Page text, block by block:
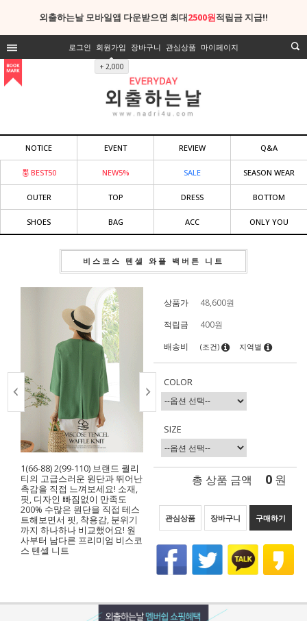
외출하는날 모바일앱 다운받으면 최대2500원적립금 지급!!
로그인 회원가입
+ 2,000
장바구니 관심상품 마이페이지
NOTICE EVENT REVIEW Q&A
BEST50 NEW5% SALE SEASON WEAR
OUTER TOP DRESS BOTTOM
SHOES BAG ACC ONLY YOU
비스코스 텐셀 와플 백버튼 니트
1(66-88) 2(99-110) 브랜드 퀄리
티의 고급스러운 원단과 뛰어난
촉감을 직접 느껴보세요! 소재,
핏, 디자인 빠짐없이 만족도
200% 수많은 원단을 직접 테스
트해보면서 핏, 착용감, 분위기
까지 하나하나 비교했어요! 원
사부터 남다른 프리미엄 비스코
스 텐셀 니트
상품가 48,600원
적립금
400원
배송비
(조건) 지역별
COLOR
SIZE
총 상품 금액 0 원
관심상품 장바구니 구매하기